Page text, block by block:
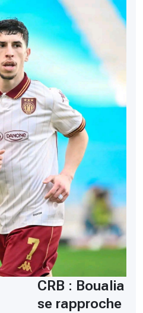
CRB : Boualia
se rapproche